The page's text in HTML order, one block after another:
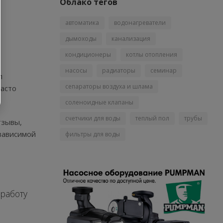
автоматика
водонагреватели
дымоходы
канализация
кондиционеры
котлы отопления
насосы
радиаторы
семинар
сепараторы воздуха и шлама
соленоидные клапаны
счетчики для воды
теплый пол
трубы
фильтры для воды